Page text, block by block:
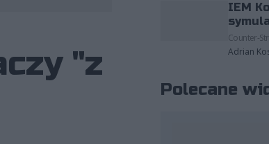
"z
IEM
Counter-
Adrian
Polecane